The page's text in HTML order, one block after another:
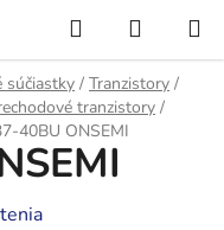
Hľadať
KOŠÍK
súčiastky / Tranzistory /
tranzistory /
40BU ONSEMI